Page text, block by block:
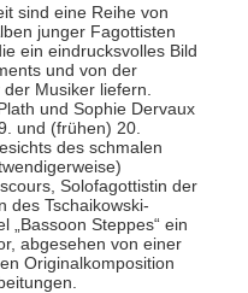
sind eine Reihe von
junger Fagottisten
ein eindrucksvolles Bild
und von der
Musiker liefern.
und Sophie Dervaux
und (frühen) 20.
des schmalen
Solofagottistin der
des Tschaikowski-
„Bassoon Steppes“ ein
abgesehen von einer
Originalkomposition